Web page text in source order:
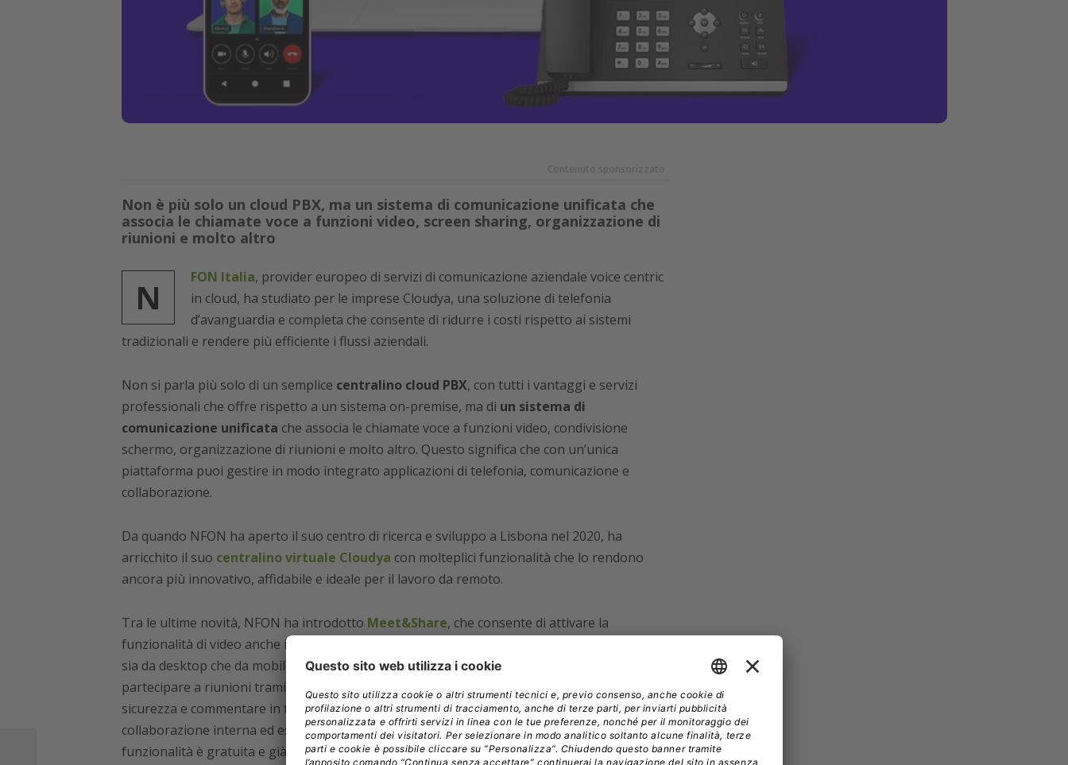
Non è più solo un cloud PBX, ma un sistema di comunicazione unificata che
associa le chiamate voce a funzioni video, screen sharing, organizzazione di
riunioni e molto altro
N FON Italia, provider europeo di servizi di comunicazione aziendale voice centric
in cloud, ha studiato per le imprese Cloudya, una soluzione di telefonia
d’avanguardia e completa che consente di ridurre i costi rispetto ai sistemi
tradizionali e rendere più efficiente i flussi aziendali.
Non si parla più solo di un semplice centralino cloud PBX, con tutti i vantaggi e servizi
professionali che offre rispetto a un sistema on-premise, ma di un sistema di
comunicazione unificata che associa le chiamate voce a funzioni video, condivisione
schermo, organizzazione di riunioni e molto altro. Questo significa che con un’unica
piattaforma puoi gestire in modo integrato applicazioni di telefonia, comunicazione e
collaborazione.
Da quando NFON ha aperto il suo centro di ricerca e sviluppo a Lisbona nel 2020, ha
arricchito il suo centralino virtuale Cloudya con molteplici funzionalità che lo rendono
ancora più innovativo, affidabile e ideale per il lavoro da remoto.
Tra le ultime novità, NFON ha introdotto Meet&Share, che consente di attivare la
funzionalità di video anche in chiamata in corso, ovunque ci si trovi ed in qualsiasi momento,
sia da desktop che da mobile. La possibilità di avviare delle videochiamate interattive, di
partecipare a riunioni tramite link, di condividere lo schermo, documenti e informazioni in
sicurezza e commentare in tempo reale, facilitano infatti la comunicazione e la
collaborazione interna ed esterna, garantendo una maggior produttività. Questa
funzionalità è gratuita e già integrata in Cloudya.